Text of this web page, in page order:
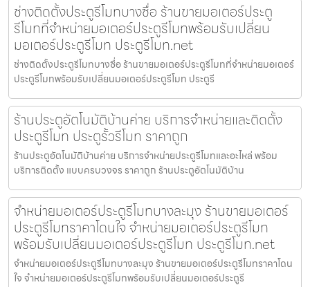
ช่างติดตั้งประตูรีโมทบางซื่อ ร้านขายมอเตอร์ประตู
รีโมทที่จำหน่ายมอเตอร์ประตูรีโมทพร้อมรับเปลี่ยน
มอเตอร์ประตูรีโมท ประตูรีโมท.net
ช่างติดตั้งประตูรีโมทบางซื่อ ร้านขายมอเตอร์ประตูรีโมทที่จำหน่ายมอเตอร์
ประตูรีโมทพร้อมรับเปลี่ยนมอเตอร์ประตูรีโมท ประตูรี
ร้านประตูอัตโนมัติบ้านค่าย บริการจำหน่ายและติดตั้ง
ประตูรีโมท ประตูรั้วรีโมท ราคาถูก
ร้านประตูอัตโนมัติบ้านค่าย บริการจำหน่ายประตูรีโมทและอะไหล่ พร้อม
บริการติดตั้ง แบบครบวงจร ราคาถูก ร้านประตูอัตโนมัติบ้าน
จำหน่ายมอเตอร์ประตูรีโมทบางละมุง ร้านขายมอเตอร์
ประตูรีโมทราคาโดนใจ จำหน่ายมอเตอร์ประตูรีโมท
พร้อมรับเปลี่ยนมอเตอร์ประตูรีโมท ประตูรีโมท.net
จำหน่ายมอเตอร์ประตูรีโมทบางละมุง ร้านขายมอเตอร์ประตูรีโมทราคาโดน
ใจ จำหน่ายมอเตอร์ประตูรีโมทพร้อมรับเปลี่ยนมอเตอร์ประตูรี